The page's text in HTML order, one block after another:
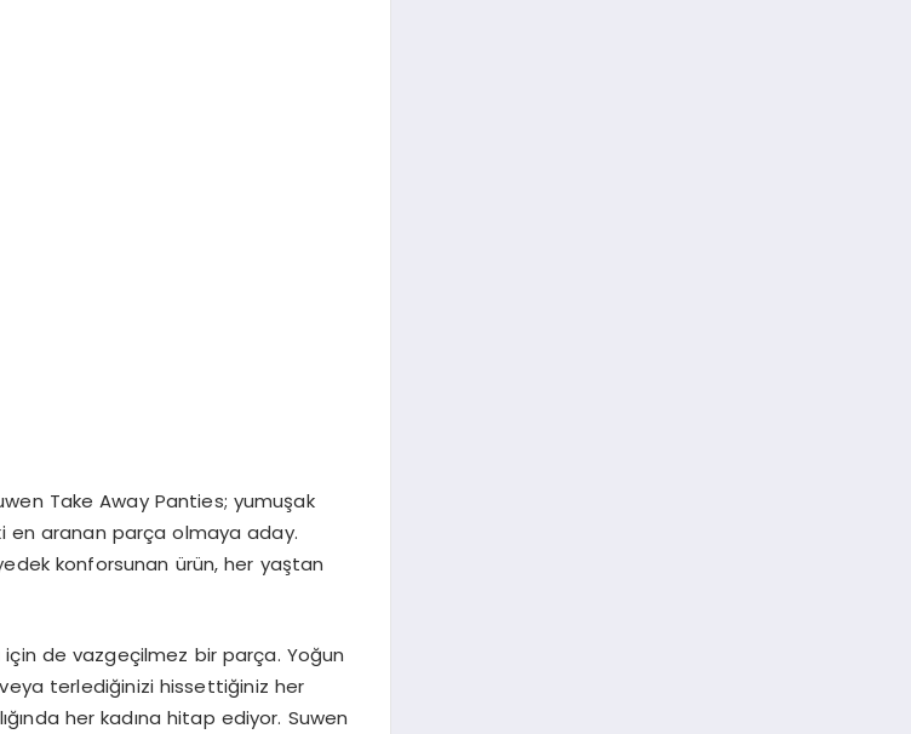
Take Away Panties; yumuşak
en aranan parça olmaya aday.
konforsunan ürün, her yaştan
de vazgeçilmez bir parça. Yoğun
terlediğinizi hissettiğiniz her
her kadına hitap ediyor. Suwen